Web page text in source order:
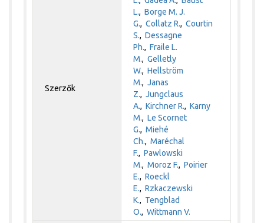
Szerzők
L.,Borge M. J.
G.,Collatz R.,Courtin
S.,Dessagne
Ph.,Fraile L.
M.,Gelletly
W.,Hellström
M.,Janas
Z.,Jungclaus
A.,Kirchner R.,Karny
M.,Le Scornet
G.,Miehé
Ch.,Maréchal
F.,Pawlowski
M.,Moroz F.,Poirier
E.,Roeckl
E.,Rzkaczewski
K., Tengblad
O.,Wittmann V.